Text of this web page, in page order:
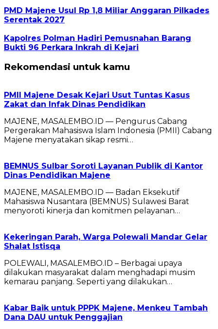
PMD Majene Usul Rp 1,8 Miliar Anggaran Pilkades
Serentak 2027
Kapolres Polman Hadiri Pemusnahan Barang
Bukti 96 Perkara Inkrah di Kejari
Rekomendasi untuk kamu
PMII Majene Desak Kejari Usut Tuntas Kasus
Zakat dan Infak Dinas Pendidikan
MAJENE, MASALEMBO.ID — Pengurus Cabang
Pergerakan Mahasiswa Islam Indonesia (PMII) Cabang
Majene menyatakan sikap resmi…
BEMNUS Sulbar Soroti Layanan Publik di Kantor
Dinas Pendidikan Majene
MAJENE, MASALEMBO.ID — Badan Eksekutif
Mahasiswa Nusantara (BEMNUS) Sulawesi Barat
menyoroti kinerja dan komitmen pelayanan…
Kekeringan Parah, Warga Polewali Mandar Gelar
Shalat Istisqa
POLEWALI, MASALEMBO.ID – Berbagai upaya
dilakukan masyarakat dalam menghadapi musim
kemarau panjang. Seperti yang dilakukan…
Kabar Baik untuk PPPK Majene, Menkeu Tambah
Dana DAU untuk Penggajian